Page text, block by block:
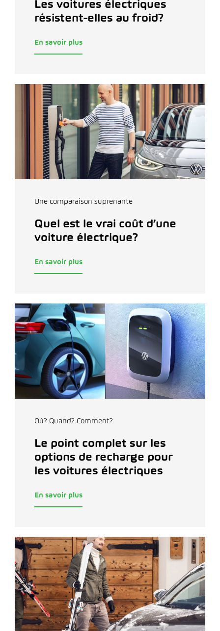
Les voitures électriques
résistent-elles au froid?
En savoir plus
Une comparaison suprenante
Quel est le vrai coût d’une
voiture électrique?
En savoir plus
Où? Quand? Comment?
Le point complet sur les
options de recharge pour
les voitures électriques
En savoir plus